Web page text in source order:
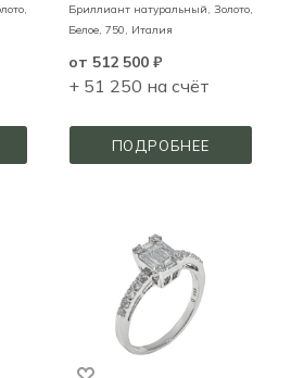
Бриллиант натуральный, Золото,
Белое, 750, Италия
от 512 500 ₽
+ 51 250 на счёт
ПОДРОБНЕЕ